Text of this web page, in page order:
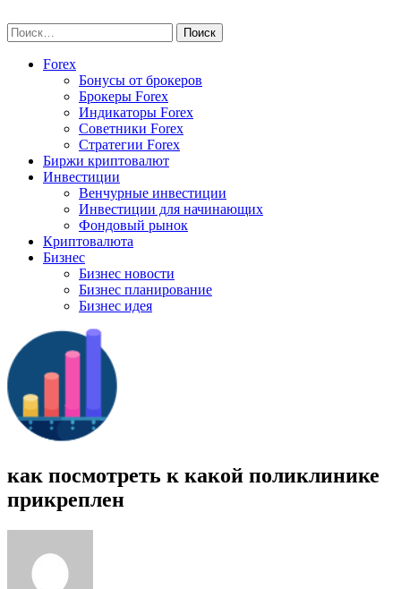
to
content
Найти:
Forex
Бонусы от брокеров
Брокеры Forex
Индикаторы Forex
Советники Forex
Стратегии Forex
Биржи криптовалют
Инвестиции
Венчурные инвестиции
Инвестиции для начинающих
Фондовый рынок
Криптовалюта
Бизнес
Бизнес новости
Бизнес планирование
Бизнес идея
как посмотреть к какой поликлинике
прикреплен